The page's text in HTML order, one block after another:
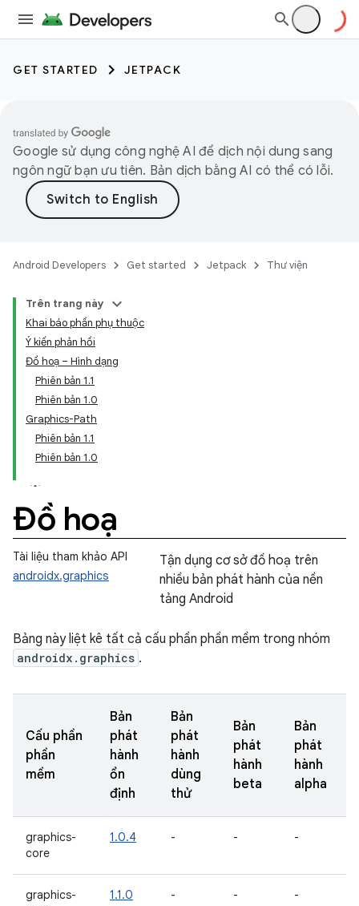
GET STARTED JETPACK
Google sử dụng công nghệ AI để dịch nội dung sang
ngôn ngữ bạn ưu tiên. Bản dịch bằng AI có thể có lỗi.
Android Developers Get started Jetpack Thư viện
Trên trang này
Khai báo phần phụ thuộc
Ý kiến phản hồi
Đồ hoạ – Hình dạng
Phiên bản 1.1
Phiên bản 1.0
Graphics-Path
Phiên bản 1.1
Phiên bản 1.0
Đồ hoạ
Tài liệu tham khảo API
androidx.graphics
Tận dụng cơ sở đồ hoạ trên
nhiều bản phát hành của nền
tảng Android
Bảng này liệt kê tất cả cấu phần phần mềm trong nhóm
androidx.graphics .
Cấu phần
phần
mềm
Bản
phát
hành
ổn
định
Bản
phát
hành
dùng
thử
Bản
phát
hành
beta
Bản
phát
hành
alpha
graphics-
core
1.0.4 - - -
graphics-
1.1.0 - - -